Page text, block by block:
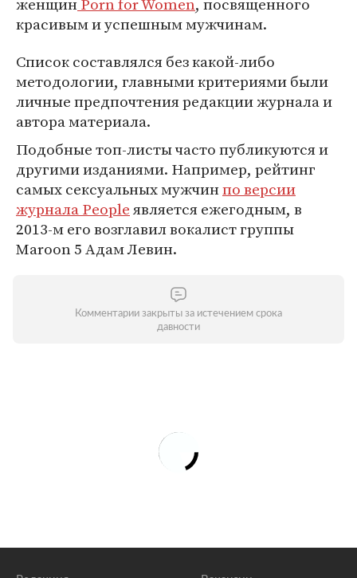
красивым и успешным мужчинам.
Список составлялся без какой-либо
методологии, главными критериями были
личные предпочтения редакции журнала и
автора материала.
Подобные топ-листы часто публикуются и
другими изданиями. Например, рейтинг
самых сексуальных мужчинпо версии
журнала Peopleявляется ежегодным, в
2013-м его возглавил вокалист группы
Maroon 5 Адам Левин.
Комментарии закрыты за истечением срока
давности